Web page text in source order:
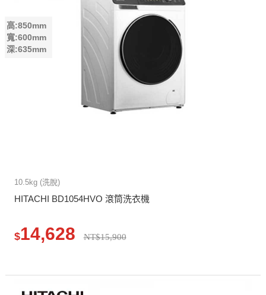
高:850mm
寬:600mm
深:635mm
10.5kg (洗脫)
HITACHI BD1054HVO 滾筒洗衣機
$14,628 NT$15,900